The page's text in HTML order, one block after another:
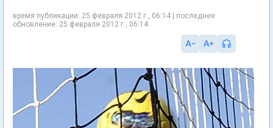
время публикации: 25 февраля 2012 г., 06:14 | последнее
обновление: 25 февраля 2012 г., 06:14